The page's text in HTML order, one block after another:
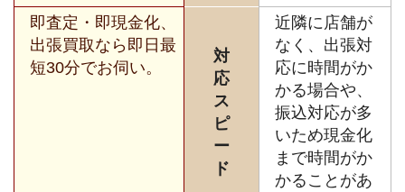
即査定・即現金化、
出張買取なら即日最
短30分でお伺い。
対
応
ス
ピ
ー
ド
近隣に店舗が
なく、出張対
応に時間がか
かる場合や、
振込対応が多
いため現金化
まで時間がか
かることがあ